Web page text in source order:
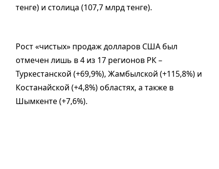
тенге) и столица (107,7 млрд тенге).
Рост «чистых» продаж долларов США был
отмечен лишь в 4 из 17 регионов РК –
Туркестанской (+69,9%), Жамбылской (+115,8%) и
Костанайской (+4,8%) областях, а также в
Шымкенте (+7,6%).